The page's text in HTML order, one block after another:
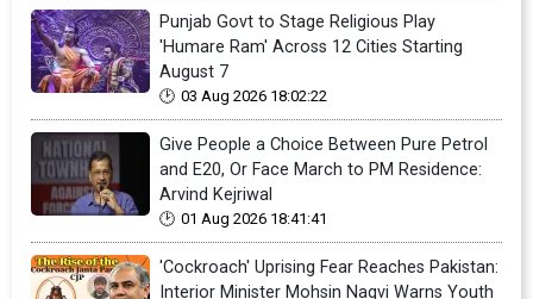
Punjab Govt to Stage Religious Play
'Humare Ram' Across 12 Cities Starting
August 7
03 Aug 2026 18:02:22
Give People a Choice Between Pure Petrol
and E20, Or Face March to PM Residence:
Arvind Kejriwal
01 Aug 2026 18:41:41
'Cockroach' Uprising Fear Reaches Pakistan:
Interior Minister Mohsin Naqvi Warns Youth